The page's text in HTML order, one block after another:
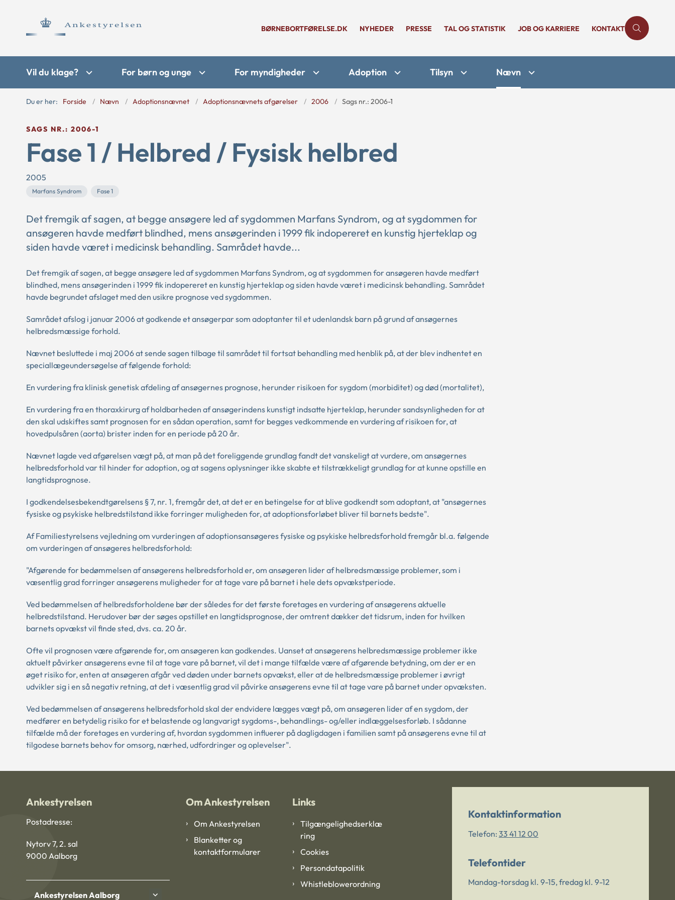
BØRNEBORTFØRELSE.DK NYHEDER PRESSE TAL OG STATISTIK JOB OG KARRIERE KONTAKT
Vil du klage? For børn og unge For myndigheder Adoption Tilsyn Nævn
Du er her: Forside Nævn Adoptionsnævnet Adoptionsnævnets afgørelser 2006 Sags nr.: 2006-1
SAGS NR.: 2006-1
Fase 1 / Helbred / Fysisk helbred
2005
Marfans Syndrom Fase 1
Det fremgik af sagen, at begge ansøgere led af sygdommen Marfans Syndrom, og at sygdommen for
ansøgeren havde medført blindhed, mens ansøgerinden i 1999 fik indopereret en kunstig hjerteklap og
siden havde været i medicinsk behandling. Samrådet havde...
Det fremgik af sagen, at begge ansøgere led af sygdommen Marfans Syndrom, og at sygdommen for ansøgeren havde medført
blindhed, mens ansøgerinden i 1999 fik indopereret en kunstig hjerteklap og siden havde været i medicinsk behandling. Samrådet
havde begrundet afslaget med den usikre prognose ved sygdommen.
Samrådet afslog i januar 2006 at godkende et ansøgerpar som adoptanter til et udenlandsk barn på grund af ansøgernes
helbredsmæssige forhold.
Nævnet besluttede i maj 2006 at sende sagen tilbage til samrådet til fortsat behandling med henblik på, at der blev indhentet en
speciallægeundersøgelse af følgende forhold:
En vurdering fra klinisk genetisk afdeling af ansøgernes prognose, herunder risikoen for sygdom (morbiditet) og død (mortalitet),
En vurdering fra en thoraxkirurg af holdbarheden af ansøgerindens kunstigt indsatte hjerteklap, herunder sandsynligheden for at
den skal udskiftes samt prognosen for en sådan operation, samt for begges vedkommende en vurdering af risikoen for, at
hovedpulsåren (aorta) brister inden for en periode på 20 år.
Nævnet lagde ved afgørelsen vægt på, at man på det foreliggende grundlag fandt det vanskeligt at vurdere, om ansøgernes
helbredsforhold var til hinder for adoption, og at sagens oplysninger ikke skabte et tilstrækkeligt grundlag for at kunne opstille en
langtidsprognose.
I godkendelsesbekendtgørelsens § 7, nr. 1, fremgår det, at det er en betingelse for at blive godkendt som adoptant, at "ansøgernes
fysiske og psykiske helbredstilstand ikke forringer muligheden for, at adoptionsforløbet bliver til barnets bedste".
Af Familiestyrelsens vejledning om vurderingen af adoptionsansøgeres fysiske og psykiske helbredsforhold fremgår bl.a. følgende
om vurderingen af ansøgeres helbredsforhold:
"Afgørende for bedømmelsen af ansøgerens helbredsforhold er, om ansøgeren lider af helbredsmæssige problemer, som i
væsentlig grad forringer ansøgerens muligheder for at tage vare på barnet i hele dets opvækstperiode.
Ved bedømmelsen af helbredsforholdene bør der således for det første foretages en vurdering af ansøgerens aktuelle
helbredstilstand. Herudover bør der søges opstillet en langtidsprognose, der omtrent dækker det tidsrum, inden for hvilken
barnets opvækst vil finde sted, dvs. ca. 20 år.
Ofte vil prognosen være afgørende for, om ansøgeren kan godkendes. Uanset at ansøgerens helbredsmæssige problemer ikke
aktuelt påvirker ansøgerens evne til at tage vare på barnet, vil det i mange tilfælde være af afgørende betydning, om der er en
øget risiko for, enten at ansøgeren afgår ved døden under barnets opvækst, eller at de helbredsmæssige problemer i øvrigt
udvikler sig i en så negativ retning, at det i væsentlig grad vil påvirke ansøgerens evne til at tage vare på barnet under opvæksten.
Ved bedømmelsen af ansøgerens helbredsforhold skal der endvidere lægges vægt på, om ansøgeren lider af en sygdom, der
medfører en betydelig risiko for et belastende og langvarigt sygdoms-, behandlings- og/eller indlæggelsesforløb. I sådanne
tilfælde må der foretages en vurdering af, hvordan sygdommen influerer på dagligdagen i familien samt på ansøgerens evne til at
tilgodese barnets behov for omsorg, nærhed, udfordringer og oplevelser".
Ankestyrelsen
Postadresse:
Nytorv 7, 2. sal
9000 Aalborg
Ankestyrelsen Aalborg
Om Ankestyrelsen
Om Ankestyrelsen
Blanketter og
kontaktformularer
Links
Tilgængelighedserklæ
ring
Cookies
Persondatapolitik
Whistleblowerordning
Kontaktinformation
Telefon: 33 41 12 00
Telefontider
Mandag-torsdag kl. 9-15, fredag kl. 9-12